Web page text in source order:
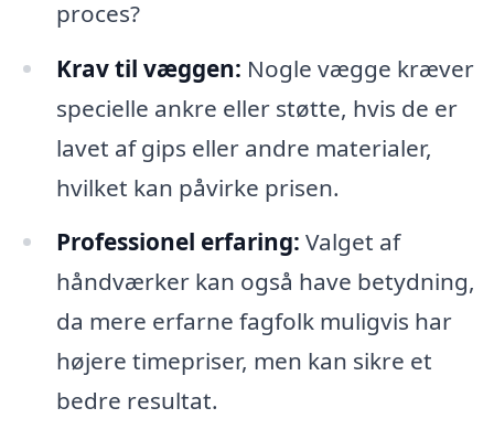
proces?
Krav til væggen: Nogle vægge kræver
specielle ankre eller støtte, hvis de er
lavet af gips eller andre materialer,
hvilket kan påvirke prisen.
Professionel erfaring: Valget af
håndværker kan også have betydning,
da mere erfarne fagfolk muligvis har
højere timepriser, men kan sikre et
bedre resultat.